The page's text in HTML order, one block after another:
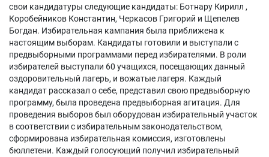
свои кандидатуры следующие кандидаты: Ботнару Кирилл ,
Коробейников Константин, Черкасов Григорий и Щепелев
Богдан. Избирательная кампания была приближена к
настоящим выборам. Кандидаты готовили и выступали с
предвыборными программами перед избирателями. В роли
избирателей выступали 60 учащихся, посещающих данный
оздоровительный лагерь, и вожатые лагеря. Каждый
кандидат рассказал о себе, представил свою предвыборную
программу, была проведена предвыборная агитация. Для
проведения выборов был оборудован избирательный участок
в соответствии с избирательным законодательством,
сформирована избирательная комиссия, изготовлены
бюллетени. Каждый голосующий получил избирательный